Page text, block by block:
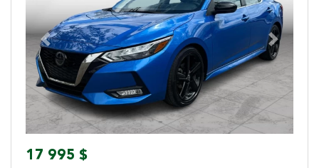
Previous Next
17 995 $